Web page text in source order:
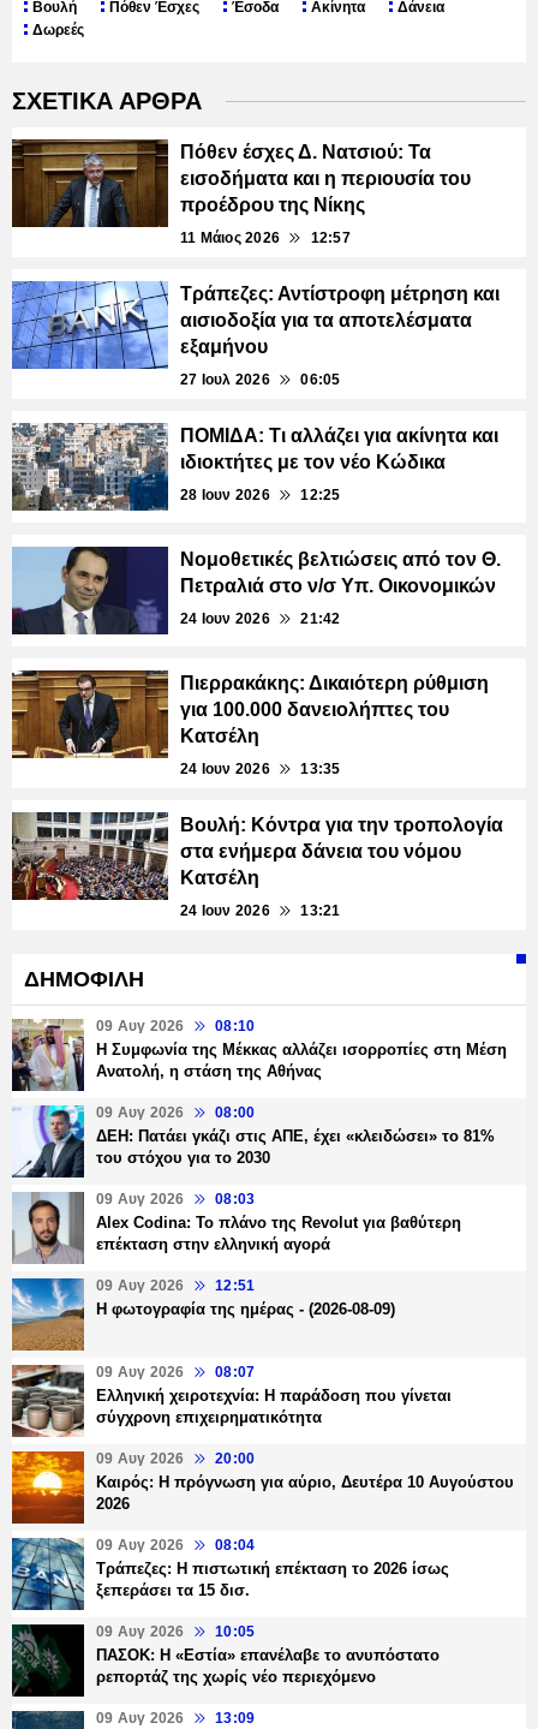
Βουλή Πόθεν Έσχες Έσοδα Ακίνητα
Δάνεια
Δωρεές
ΣΧΕΤΙΚΑ ΑΡΘΡΑ
Πόθεν έσχες Δ. Νατσιού: Τα
εισοδήματα και η περιουσία του
προέδρου της Νίκης
11 Μάιος 2026 12:57
Τράπεζες: Αντίστροφη μέτρηση και
αισιοδοξία για τα αποτελέσματα
εξαμήνου
27 Ιουλ 2026 06:05
ΠΟΜΙΔΑ: Τι αλλάζει για ακίνητα και
ιδιοκτήτες με τον νέο Κώδικα
28 Ιουν 2026 12:25
Νομοθετικές βελτιώσεις από τον Θ.
Πετραλιά στο ν/σ Υπ. Οικονομικών
24 Ιουν 2026 21:42
Πιερρακάκης: Δικαιότερη ρύθμιση
για 100.000 δανειολήπτες του
Κατσέλη
24 Ιουν 2026 13:35
Βουλή: Κόντρα για την τροπολογία
στα ενήμερα δάνεια του νόμου
Κατσέλη
24 Ιουν 2026 13:21
ΔΗΜΟΦΙΛΗ
09 Αυγ 2026 08:10
Η Συμφωνία της Μέκκας αλλάζει ισορροπίες στη Μέση
Ανατολή, η στάση της Αθήνας
09 Αυγ 2026 08:00
ΔΕΗ: Πατάει γκάζι στις ΑΠΕ, έχει «κλειδώσει» το 81%
του στόχου για το 2030
09 Αυγ 2026 08:03
Alex Codina: Το πλάνο της Revolut για βαθύτερη
επέκταση στην ελληνική αγορά
09 Αυγ 2026 12:51
Η φωτογραφία της ημέρας - (2026-08-09)
09 Αυγ 2026 08:07
Ελληνική χειροτεχνία: Η παράδοση που γίνεται
σύγχρονη επιχειρηματικότητα
09 Αυγ 2026 20:00
Καιρός: Η πρόγνωση για αύριο, Δευτέρα 10 Αυγούστου
2026
09 Αυγ 2026 08:04
Τράπεζες: H πιστωτική επέκταση το 2026 ίσως
ξεπεράσει τα 15 δισ.
09 Αυγ 2026 10:05
ΠΑΣΟΚ: Η «Εστία» επανέλαβε το ανυπόστατο
ρεπορτάζ της χωρίς νέο περιεχόμενο
09 Αυγ 2026 13:09